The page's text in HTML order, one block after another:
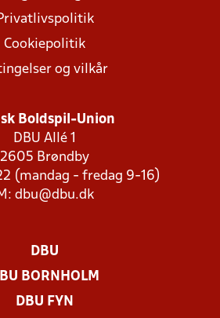
Cookiepolitik
og vilkår
Boldspil-Union
DBU Allé 1
2605 Brøndby
(mandag - fredag 9-16)
dbu@dbu.dk
DBU
BORNHOLM
DBU FYN